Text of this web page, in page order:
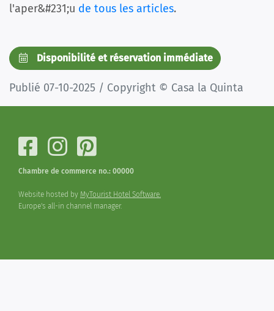
l'aper&#231;u de tous les articles.
Disponibilité et réservation immédiate
Publié 07-10-2025 / Copyright © Casa la Quinta
Chambre de commerce no.: 00000
Website hosted by MyTourist Hotel Software.
Europe's all-in channel manager.